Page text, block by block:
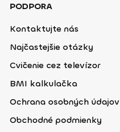
PODPORA
Kontaktujte nás
Najčastejšie otázky
Cvičenie cez televízor
BMI kalkulačka
Ochrana osobných údajov
Obchodné podmienky